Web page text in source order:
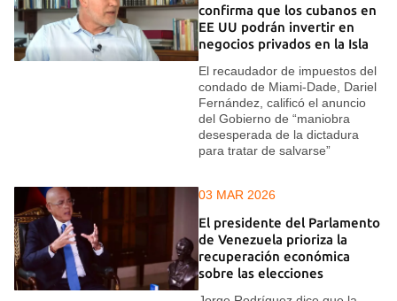
confirma que los cubanos en
EE UU podrán invertir en
negocios privados en la Isla
El recaudador de impuestos del
condado de Miami-Dade, Dariel
Fernández, calificó el anuncio
del Gobierno de “maniobra
desesperada de la dictadura
para tratar de salvarse”
03 MAR 2026
El presidente del Parlamento
de Venezuela prioriza la
recuperación económica
sobre las elecciones